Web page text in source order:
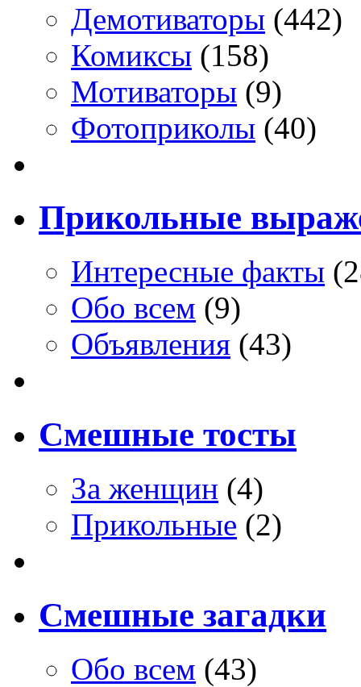
Демотиваторы (442)
Комиксы (158)
Мотиваторы (9)
Фотоприколы (40)
Прикольные
Интересные факты
Обо всем (9)
Объявления (43)
Смешные тосты
За женщин (4)
Прикольные (2)
Смешные загадки
Обо всем (43)